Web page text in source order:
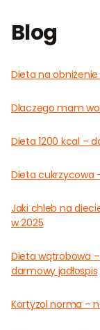
Blog
Dieta na
Dlaczego mam
Dieta 1200 kcal –
Dieta cukrzycowa
Jaki chleb na
w 2025
Dieta wątrobowa
darmowy jadłospis
Kortyzol norma –